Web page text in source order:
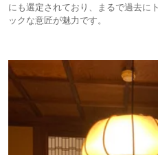
にも選定されており、まるで過去に
ックな意匠が魅力です。